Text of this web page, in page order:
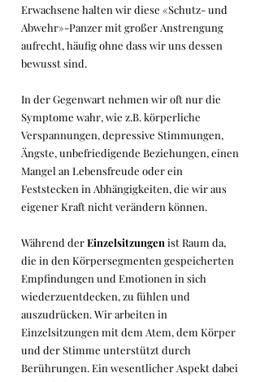
Erwachsene halten wir diese «Schutz- und
Abwehr»-Panzer mit großer Anstrengung
aufrecht, häufig ohne dass wir uns dessen
bewusst sind.
In der Gegenwart nehmen wir oft nur die
Symptome wahr, wie z.B. körperliche
Verspannungen, depressive Stimmungen,
Ängste, unbefriedigende Beziehungen, einen
Mangel an Lebensfreude oder ein
Feststecken in Abhängigkeiten, die wir aus
eigener Kraft nicht verändern können.
Während derEinzelsitzungen ist Raum da,
die in den Körpersegmenten gespeicherten
Empfindungen und Emotionen in sich
wiederzuentdecken, zu fühlen und
auszudrücken. Wir arbeiten in
Einzelsitzungen mit dem Atem, dem Körper
und der Stimme unterstützt durch
Berührungen. Ein wesentlicher Aspekt dabei